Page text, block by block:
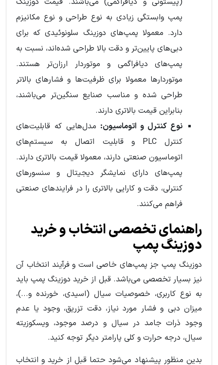
پمپ وابستگی زیادی به نوع طراحی و نوع مکانیزم
دارد. معمولا پمپ‌های دوزینگ سلونوئیدی که برای
دبی‌های پایین‌تر و دقت بالا طراحی شده‌اند، نسبت به
پمپ‌های دیافراگمی و موتوردار ارزان‌تر هستند.
موتوردار‌ها معمولا برای ظرفیت‌ها و فشارهای بالاتر
طراحی شده و مناسب صنایع سنگین‌تر می‌باشند،
بنابراین قیمت بالاتری دارند.
نوع کنترل و اتوماسیون: مدل‌هایی که قابلیت‌های
کنترل PLC و قابلیت اتصال به سیستم‌های
اتوماسیون صنعتی دارند، معمولا قیمت بالاتری دارند.
پمپ‌های دارای نمایشگر دیجیتال و سنسورهای
کنترلی، دقت و کارایی بالاتری را در فرایندهای صنعتی
فراهم می‌کنند.
راهنمای تخصصی انتخاب و خرید
دوزینگ پمپ
دوزینگ پمپ جز پمپ‌های خاصی است و فرآیند انتخاب آن
نیز بسیار تخصصی می‌باشد. قبل از خرید دوزینگ پمپ باید
به نوع کاربری، خصوصیات سیال (اسیدی، خورنده و...)،
میزان دبی و فشار مورد نیاز، دقت تزریق، وجود یا عدم
وجود ذرات جامد در سیال و درصد موجود، ویسکوزیته
سیال، درجه حرارت و کلی پارامتر دیگر توجه کنید.
بدین منظور پیشنهاد می‌شود حتما قبل از خرید و انتخاب